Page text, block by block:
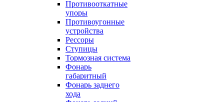
Противооткатные
упоры
Противоугонные
устройства
Рессоры
Ступицы
Тормозная система
Фонарь
габаритный
Фонарь заднего
хода